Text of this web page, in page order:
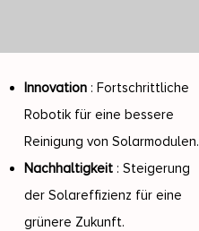
Innovation: Fortschrittliche
Robotik für eine bessere
Reinigung von Solarmodulen.
Nachhaltigkeit: Steigerung
der Solareffizienz für eine
grünere Zukunft.